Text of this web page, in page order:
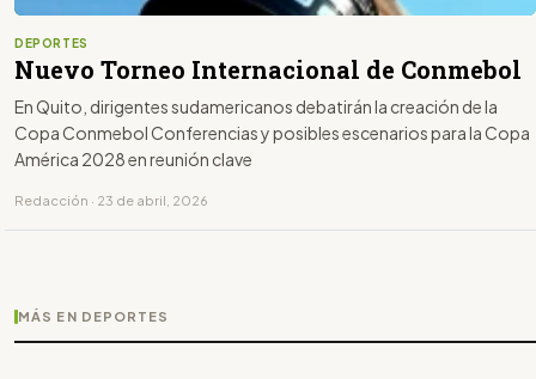
DEPORTES
Nuevo Torneo Internacional de Conmebol
En Quito, dirigentes sudamericanos debatirán la creación de la
Copa Conmebol Conferencias y posibles escenarios para la Copa
América 2028 en reunión clave
Redacción · 23 de abril, 2026
MÁS EN DEPORTES